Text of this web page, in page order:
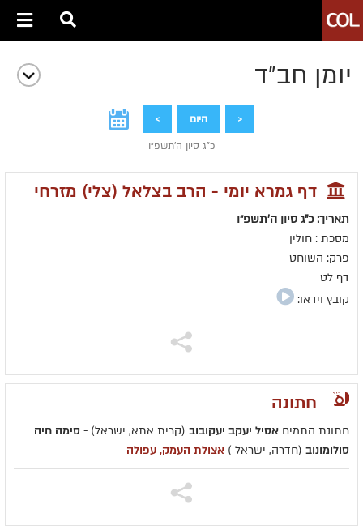
יומן חב״ד
< היום >
כ"ג סיון ה׳תשפ״ו
דף גמרא יומי - הרב בצלאל (צלי) מזרחי
תאריך: כ"ג סיון ה׳תשפ״ו
מסכת : חולין
פרק: השוחט
דף לט
קובץ וידאו:
חתונה
חתונת התמים אסיל יעקב יעקובוב (קרית אתא, ישראל) - סימה חיה
סולומונוב (חדרה, ישראל ) אצולת העמק, עפולה